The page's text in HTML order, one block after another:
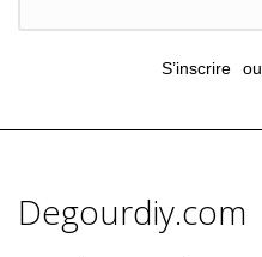
S’inscrire ou
Degourdiy.com